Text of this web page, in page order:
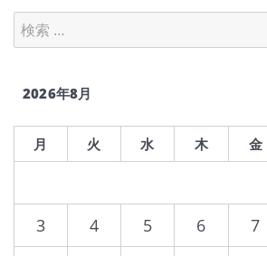
検
索
対
2026年8月
月 火 水 木 金
3
4 5 6 7